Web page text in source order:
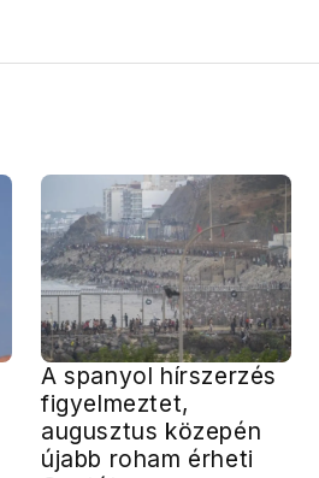
A spanyol hírszerzés
figyelmeztet,
augusztus közepén
újabb roham érheti